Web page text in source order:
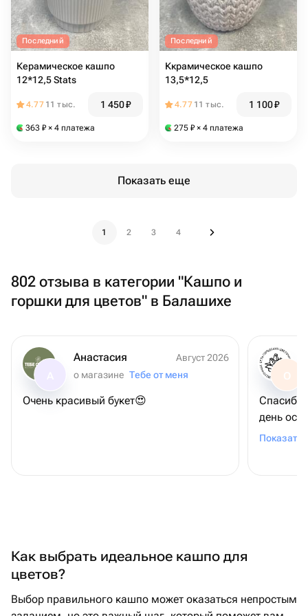
Последний
Керамическое кашпо
12*12,5 Stats
4.77 11 тыс. 1 450₽
363 ₽ × 4 платежа
Последний
Ккрамическое кашпо
13,5*12,5
4.77 11 тыс. 1 100₽
275 ₽ × 4 платежа
Показать еще
1 2 3 4
802 отзыва в категории "Кашпо и
горшки для цветов" в Балашихе
Анастасия
Август 2026
о магазине Тебе от меня
Очень красивый букет😍
О
Спасибо,что
день
Показать
Как выбрать идеальное кашпо для
цветов?
Выбор правильного кашпо может оказаться непростым